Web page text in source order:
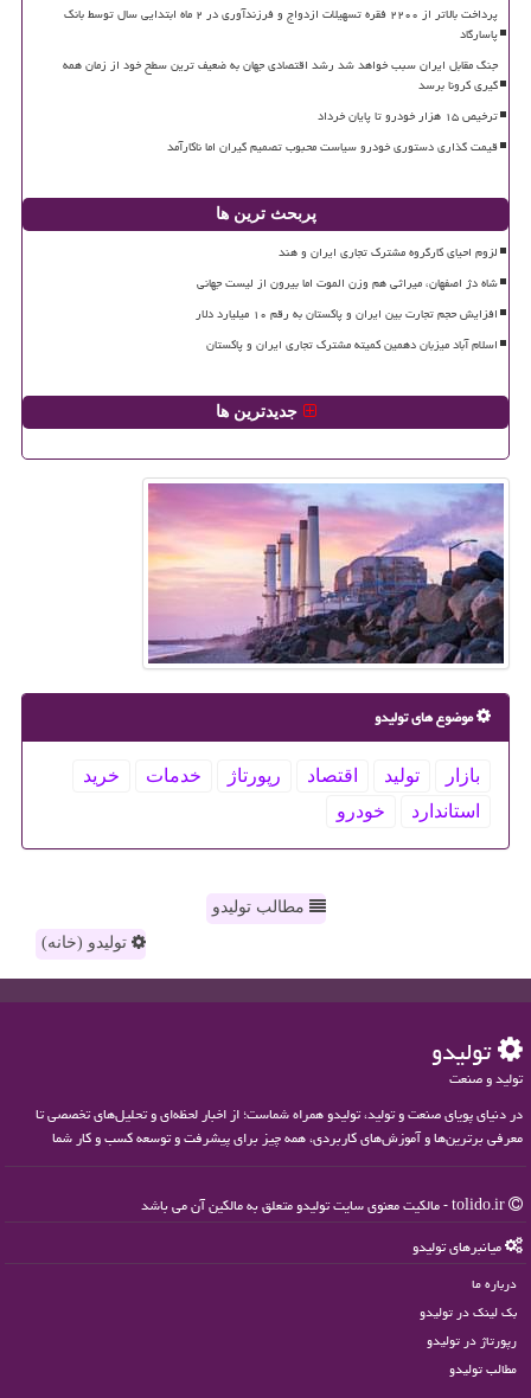
پرداخت بالاتر از ۲۲۰۰ فقره تسهیلات ازدواج و فرزندآوری در ۲ ماه ابتدایی سال توسط بانک
پاسارگاد
جنگ مقابل ایران سبب خواهد شد رشد اقتصادی جهان به ضعیف ترین سطح خود از زمان همه
گیری کرونا برسد
ترخیص ۱۵ هزار خودرو تا پایان خرداد
قیمت گذاری دستوری خودرو سیاست محبوب تصمیم گیران اما ناکارآمد
پربحث ترین ها
لزوم احیای کارگروه مشترک تجاری ایران و هند
شاه دژ اصفهان، میراثی هم وزن الموت اما بیرون از لیست جهانی
افزایش حجم تجارت بین ایران و پاکستان به رقم ۱۰ میلیارد دلار
اسلام آباد میزبان دهمین کمیته مشترک تجاری ایران و پاکستان
جدیدترین ها
موضوع های تولیدو
بازار تولید اقتصاد رپورتاژ خدمات
خرید
استاندارد
خودرو
مطالب تولیدو
تولیدو (خانه)
تولیدو
تولید و صنعت
در دنیای پویای صنعت و تولید، تولیدو همراه شماست؛ از اخبار لحظه‌ای و تحلیل‌های تخصصی تا
معرفی برترین‌ها و آموزش‌های کاربردی، همه چیز برای پیشرفت و توسعه کسب و کار شما
میانبرهای تولیدو
درباره ما
بک لینک در تولیدو
رپورتاژ در تولیدو
مطالب تولیدو